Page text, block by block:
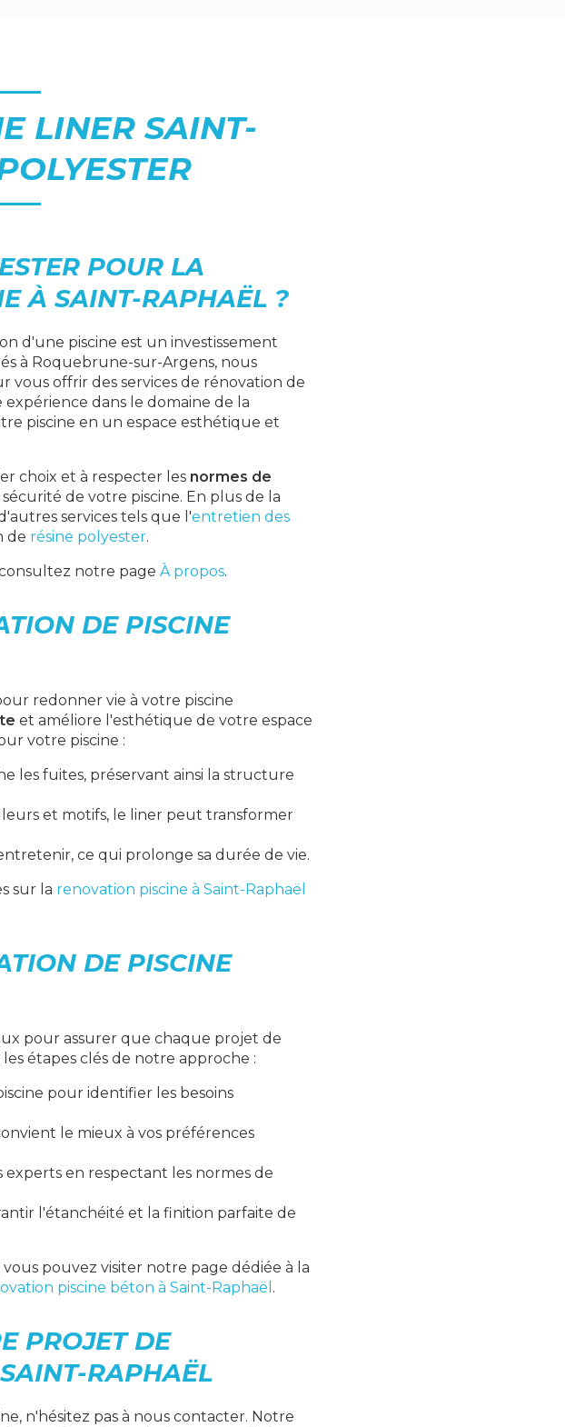
LINER SAINT-
POUR LA
À SAINT-RAPHAËL ?
d'une piscine est un investissement
à Roquebrune-sur-Argens, nous
vous offrir des services de rénovation de
dans le domaine de la
piscine en un espace esthétique et
choix et à respecter les normes de
de votre piscine. En plus de la
services tels que l'entretien des
de résine polyester.
notre page À propos.
DE PISCINE
redonner vie à votre piscine
et améliore l'esthétique de votre espace
votre piscine :
les fuites, préservant ainsi la structure
et motifs, le liner peut transformer
ce qui prolonge sa durée de vie.
sur la renovation piscine à Saint-Raphaël
DE PISCINE
pour assurer que chaque projet de
étapes clés de notre approche :
pour identifier les besoins
le mieux à vos préférences
experts en respectant les normes de
l'étanchéité et la finition parfaite de
pouvez visiter notre page dédiée à la
piscine béton à Saint-Raphaël .
PROJET DE
RAPHAËL
n'hésitez pas à nous contacter. Notre